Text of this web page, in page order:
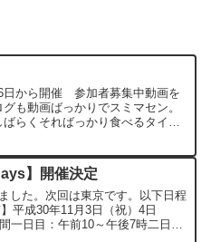
から開催 参加者募集中動画を
も動画ばっかりでスミマセン。
らくそればっかり食べるタイプ
】開催決定
した。次回は東京です。以下日程
平成30年11月3日（祝）4日
一日目：午前10～午後7時二日